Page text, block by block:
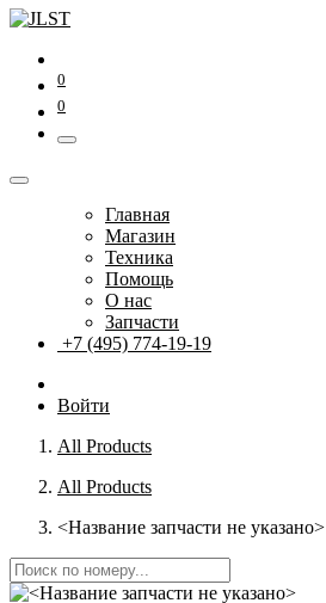
0
0
Главная
Магазин
Техника
Помощь
О нас
Запчасти
+7 (495) 774-19-19
Войти
All Products
All Products
<Название запчасти не указано>